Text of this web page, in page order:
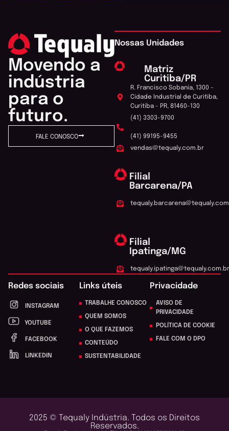
Movendo a
indústria
para o
futuro.
FALE CONOSCO
Nossas Unidades
Matriz
Curitiba/PR
R. Francisco Sobania, 1300 -
Cidade Industrial de Curitiba,
Curitiba - PR, 81460-130
(41) 3303-9700
(41) 99195-9455
vendas@tequaly.com.br
Filial
Barcarena/PA
Filial
Ipatinga/MG
tequaly.ipatinga@tequaly.com.br
Redes sociais
INSTAGRAM
YOUTUBE
FACEBOOK
LINKEDIN
Links úteis
TRABALHE CONOSCO
QUEM SOMOS
O QUE FAZEMOS
CONTEÚDO
SUSTENTABILIDADE
Privacidade
AVISO DE
PRIVACIDADE
POLÍTICA DE COOKIE
FALE COM O DPO
2025 © Tequaly Indústria. Todos os Direitos
Reservados.